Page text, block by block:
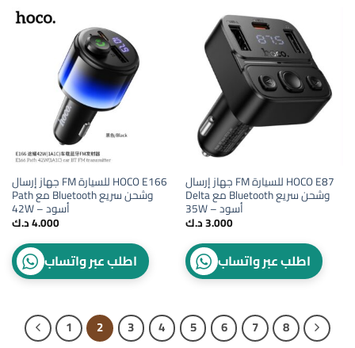
جهاز إرسال FM للسيارة HOCO E166
Path مع Bluetooth وشحن سريع
42W – أسود
4.000د.ك
اطلب عبر واتساب
جهاز إرسال FM للسيارة HOCO E87
Delta مع Bluetooth وشحن سريع
35W – أسود
3.000د.ك
اطلب عبر واتساب
1 2 3 4 5 6 7 8